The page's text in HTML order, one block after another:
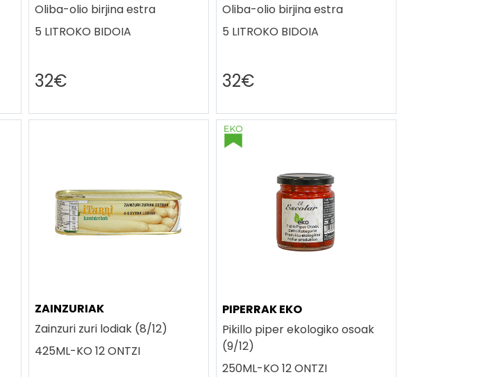
Oliba-olio birjina estra
5 LITROKO BIDOIA
32€
Oliba-olio birjina estra
5 LITROKO BIDOIA
32€
ZAINZURIAK
Zainzuri zuri lodiak (8/12)
425ML-KO 12 ONTZI
PIPERRAK EKO
Pikillo piper ekologiko osoak
(9/12)
250ML-KO 12 ONTZI